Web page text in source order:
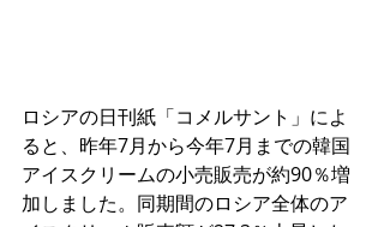
ロシアの日刊紙「コメルサント」によ
ると、昨年7月から今年7月までの韓国
アイスクリームの小売販売が約90％増
加しました。同期間のロシア全体のア